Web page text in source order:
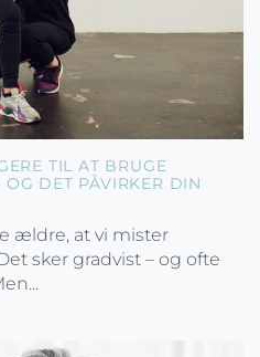
TIL AT BRUGE
DET PÅVIRKER DIN
ældre, at vi mister
sker gradvist – og ofte